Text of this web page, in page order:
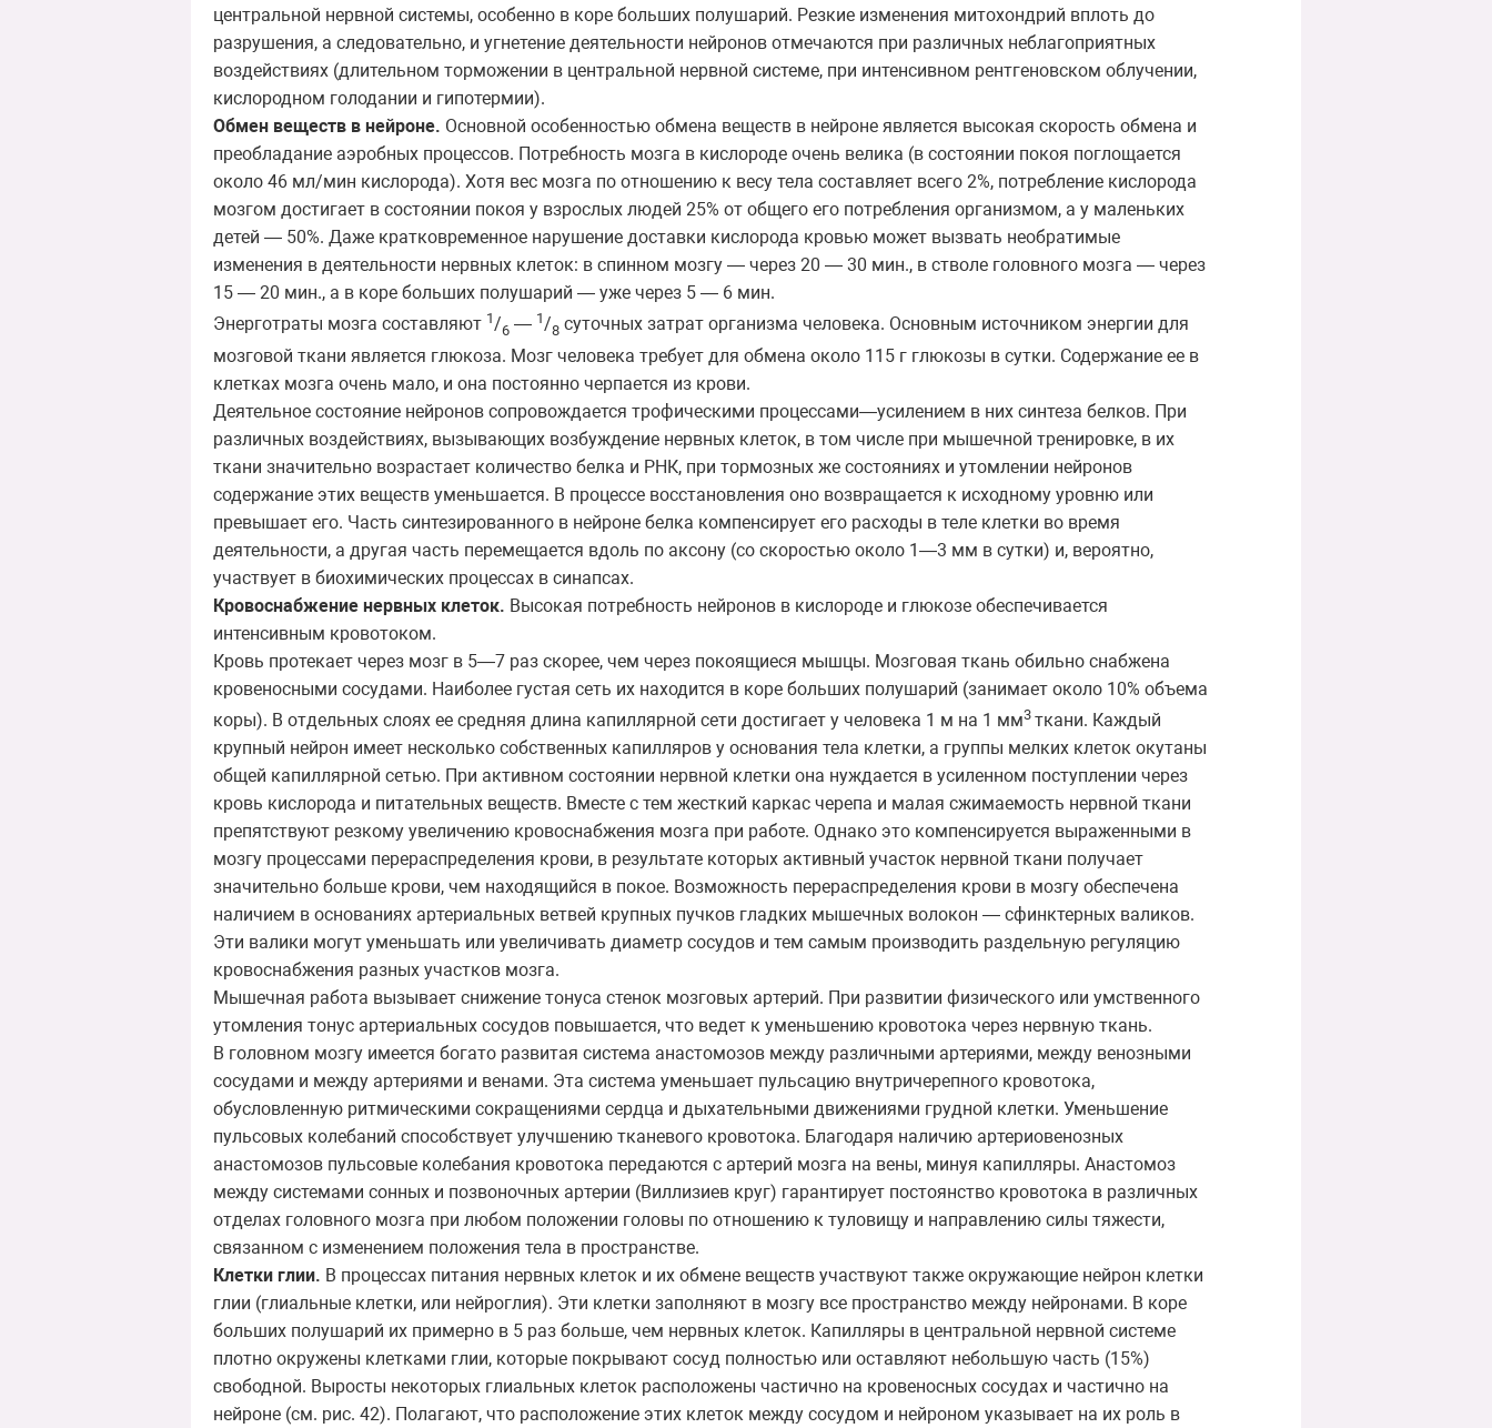
центральной нервной системы, особенно в коре больших полушарий. Резкие изменения митохондрий вплоть до
разрушения, а следовательно, и угнетение деятельности нейронов отмечаются при различных неблагоприятных
воздействиях (длительном торможении в центральной нервной системе, при интенсивном рентгеновском облучении,
кислородном голодании и гипотермии).
Обмен веществ в нейроне. Основной особенностью обмена веществ в нейроне является высокая скорость обмена и
преобладание аэробных процессов. Потребность мозга в кислороде очень велика (в состоянии покоя поглощается
около 46 мл/мин кислорода). Хотя вес мозга по отношению к весу тела составляет всего 2%, потребление кислорода
мозгом достигает в состоянии покоя у взрослых людей 25% от общего его потребления организмом, а у маленьких
детей — 50%. Даже кратковременное нарушение доставки кислорода кровью может вызвать необратимые
изменения в деятельности нервных клеток: в спинном мозгу — через 20 — 30 мин., в стволе головного мозга — через
15 — 20 мин., а в коре больших полушарий — уже через 5 — 6 мин.
Энерготраты мозга составляют 1/6 — 1/8 суточных затрат организма человека. Основным источником энергии для
мозговой ткани является глюкоза. Мозг человека требует для обмена около 115 г глюкозы в сутки. Содержание ее в
клетках мозга очень мало, и она постоянно черпается из крови.
Деятельное состояние нейронов сопровождается трофическими процессами—усилением в них синтеза белков. При
различных воздействиях, вызывающих возбуждение нервных клеток, в том числе при мышечной тренировке, в их
ткани значительно возрастает количество белка и РНК, при тормозных же состояниях и утомлении нейронов
содержание этих веществ уменьшается. В процессе восстановления оно возвращается к исходному уровню или
превышает его. Часть синтезированного в нейроне белка компенсирует его расходы в теле клетки во время
деятельности, а другая часть перемещается вдоль по аксону (со скоростью около 1—3 мм в сутки) и, вероятно,
участвует в биохимических процессах в синапсах.
Кровоснабжение нервных клеток. Высокая потребность нейронов в кислороде и глюкозе обеспечивается
интенсивным кровотоком.
Кровь протекает через мозг в 5—7 раз скорее, чем через покоящиеся мышцы. Мозговая ткань обильно снабжена
кровеносными сосудами. Наиболее густая сеть их находится в коре больших полушарий (занимает около 10% объема
коры). В отдельных слоях ее средняя длина капиллярной сети достигает у человека 1 м на 1 мм3 ткани. Каждый
крупный нейрон имеет несколько собственных капилляров у основания тела клетки, а группы мелких клеток окутаны
общей капиллярной сетью. При активном состоянии нервной клетки она нуждается в усиленном поступлении через
кровь кислорода и питательных веществ. Вместе с тем жесткий каркас черепа и малая сжимаемость нервной ткани
препятствуют резкому увеличению кровоснабжения мозга при работе. Однако это компенсируется выраженными в
мозгу процессами перераспределения крови, в результате которых активный участок нервной ткани получает
значительно больше крови, чем находящийся в покое. Возможность перераспределения крови в мозгу обеспечена
наличием в основаниях артериальных ветвей крупных пучков гладких мышечных волокон — сфинктерных валиков.
Эти валики могут уменьшать или увеличивать диаметр сосудов и тем самым производить раздельную регуляцию
кровоснабжения разных участков мозга.
Мышечная работа вызывает снижение тонуса стенок мозговых артерий. При развитии физического или умственного
утомления тонус артериальных сосудов повышается, что ведет к уменьшению кровотока через нервную ткань.
В головном мозгу имеется богато развитая система анастомозов между различными артериями, между венозными
сосудами и между артериями и венами. Эта система уменьшает пульсацию внутричерепного кровотока,
обусловленную ритмическими сокращениями сердца и дыхательными движениями грудной клетки. Уменьшение
пульсовых колебаний способствует улучшению тканевого кровотока. Благодаря наличию артериовенозных
анастомозов пульсовые колебания кровотока передаются с артерий мозга на вены, минуя капилляры. Анастомоз
между системами сонных и позвоночных артерии (Виллизиев круг) гарантирует постоянство кровотока в различных
отделах головного мозга при любом положении головы по отношению к туловищу и направлению силы тяжести,
связанном с изменением положения тела в пространстве.
Клетки глии. В процессах питания нервных клеток и их обмене веществ участвуют также окружающие нейрон клетки
глии (глиальные клетки, или нейроглия). Эти клетки заполняют в мозгу все пространство между нейронами. В коре
больших полушарий их примерно в 5 раз больше, чем нервных клеток. Капилляры в центральной нервной системе
плотно окружены клетками глии, которые покрывают сосуд полностью или оставляют небольшую часть (15%)
свободной. Выросты некоторых глиальных клеток расположены частично на кровеносных сосудах и частично на
нейроне (см. рис. 42). Полагают, что расположение этих клеток между сосудом и нейроном указывает на их роль в